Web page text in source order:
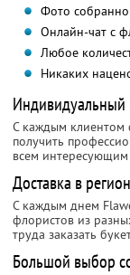
Фото
Онлайн-чат с
Любое
Никаких
С каждым клиентом
получить
всем интересующим
Доставка в
С каждым днем
флористов из
труда заказать
Большой выбор